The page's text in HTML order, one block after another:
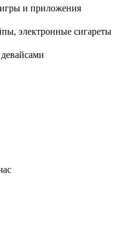
и приложения
электронные сигареты